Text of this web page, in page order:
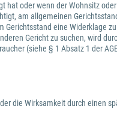
hat oder wenn der Wohnsitz
am allgemeinen
eine Widerklage
Gericht zu suchen, wird
(siehe § 1 Absatz 1 der
die Wirksamkeit durch einen